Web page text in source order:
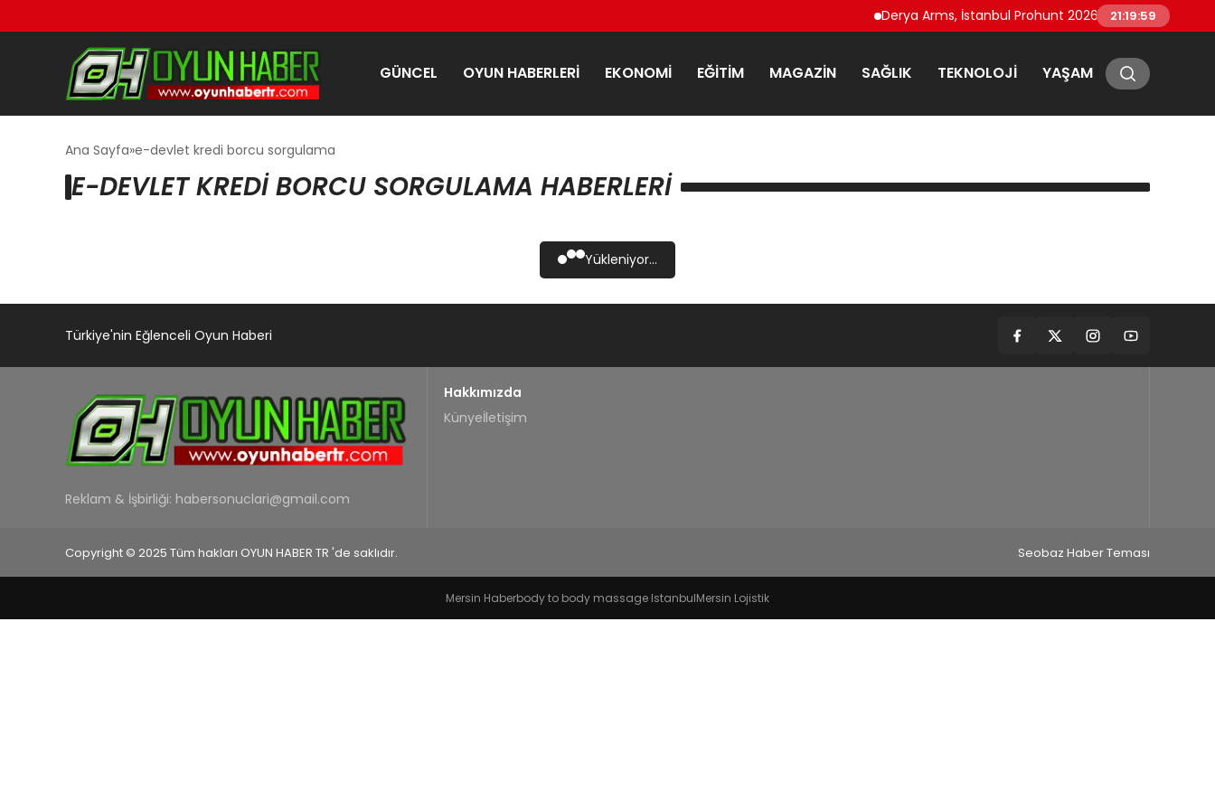
Derya Arms, İstanbul Prohunt 2026’da yeni nesil
21:19:59
GÜNCEL OYUN HABERLERI EKONOMI EĞITIM MAGAZIN SAĞLIK TEKNOLOJI YAŞAM
Ana Sayfa e-devlet kredi borcu sorgulama
E-DEVLET KREDI BORCU SORGULAMA HABERLERI
Yükleniyor...
Türkiye'nin Eğlenceli Oyun Haberi
Reklam & İşbirliği: habersonuclari@gmail.com
Hakkımızda
Künyeİletişim
Copyright © 2025 Tüm hakları OYUN HABER TR 'de saklıdır. Seobaz Haber Teması
Mersin Haberbody to body massage IstanbulMersin Lojistik